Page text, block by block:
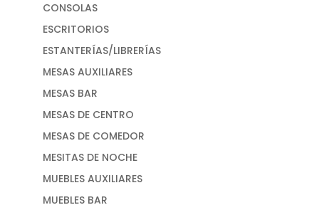
CONSOLAS
ESCRITORIOS
ESTANTERÍAS/LIBRERÍAS
MESAS AUXILIARES
MESAS BAR
MESAS DE CENTRO
MESAS DE COMEDOR
MESITAS DE NOCHE
MUEBLES AUXILIARES
MUEBLES BAR